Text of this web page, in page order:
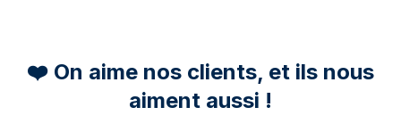
❤️ On aime nos clients, et ils nous
aiment aussi !